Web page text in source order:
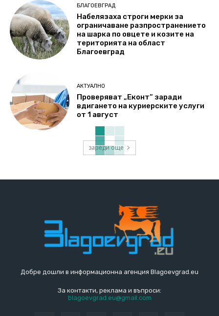
БЛАГОЕВГРАД
Набелязаха строги мерки за
ограничаване разпространението
на шарка по овцете и козите на
територията на област
Благоевград
АКТУАЛНО
Проверяват „Еконт“ заради
вдигането на куриерските услуги
от 1 август
зареди още
Добре дошли в информационна агенция Blagoevgrad.eu
За контакти, реклама и въпроси:
blagoevgrad.eu@gmail.com